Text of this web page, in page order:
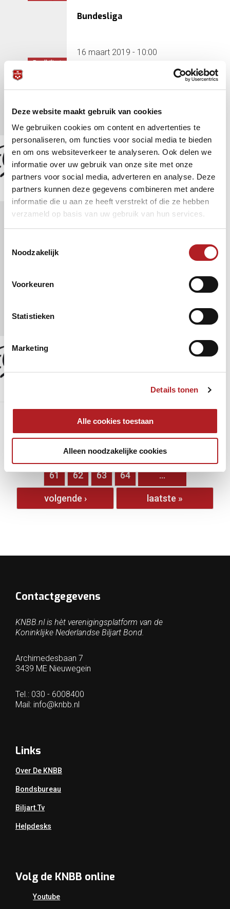
Deze website maakt gebruik van cookies
We gebruiken cookies om content en advertenties te
personaliseren, om functies voor social media te bieden
en om ons websiteverkeer te analyseren. Ook delen we
informatie over uw gebruik van onze site met onze
partners voor social media, adverteren en analyse. Deze
partners kunnen deze gegevens combineren met andere
informatie die u aan ze heeft verstrekt of die ze hebben
verzameld op basis van uw gebruik van hun services.
Noodzakelijk
Voorkeuren
Statistieken
Marketing
Details tonen
Alle cookies toestaan
Alleen noodzakelijke cookies
Poolbiljart
Bundesliga
16 maart 2019 - 10:00
Poolbiljart
16 februari 2019 - 10:00
Eurotour Leende
6 februari 2019 - 10:00
Bundesliga
17 november 2018 - 10:00
56 57 58 59
61 62 63 64 …
volgende › laatste »
Contactgegevens
KNBB.nl is hèt verenigingsplatform van de
Koninklijke Nederlandse Biljart Bond.
Archimedesbaan 7
3439 ME Nieuwegein
Tel.: 030 - 6008400
Mail: info@knbb.nl
Links
Over De KNBB
Bondsbureau
Biljart.tv
Helpdesks
Volg de KNBB online
Youtube